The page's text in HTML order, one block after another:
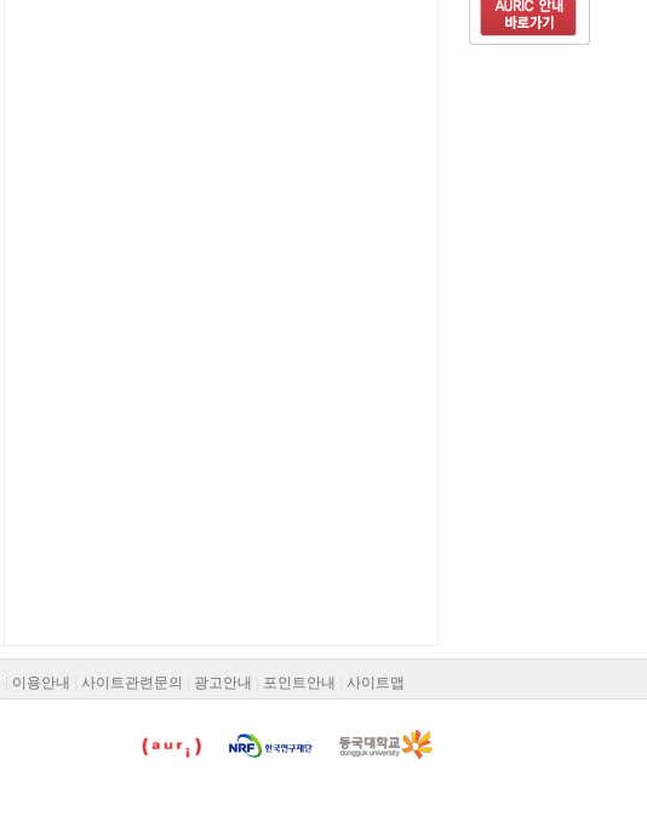
이용안내 사이트관련문의 광고안내 포인트안내 사이트맵